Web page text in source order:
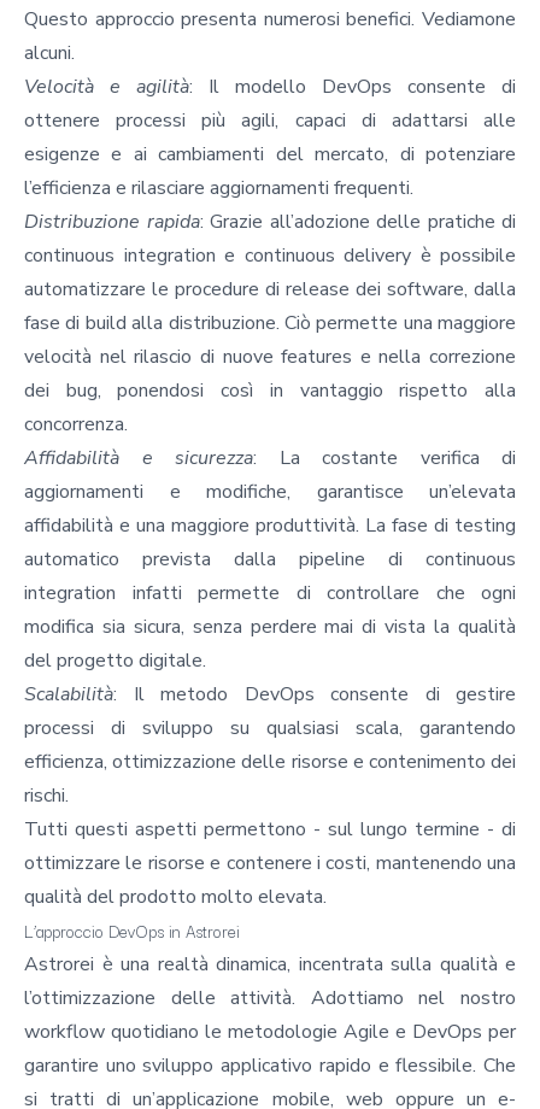
Questo approccio presenta numerosi benefici. Vediamone
alcuni.
Velocità e agilità: Il modello DevOps consente di
ottenere processi più agili, capaci di adattarsi alle
esigenze e ai cambiamenti del mercato, di potenziare
l’efficienza e rilasciare aggiornamenti frequenti.
Distribuzione rapida: Grazie all’adozione delle pratiche di
continuous integration e continuous delivery è possibile
automatizzare le procedure di release dei software, dalla
fase di build alla distribuzione. Ciò permette una maggiore
velocità nel rilascio di nuove features e nella correzione
dei bug, ponendosi così in vantaggio rispetto alla
concorrenza.
Affidabilità e sicurezza: La costante verifica di
aggiornamenti e modifiche, garantisce un’elevata
affidabilità e una maggiore produttività. La fase di testing
automatico prevista dalla pipeline di continuous
integration infatti permette di controllare che ogni
modifica sia sicura, senza perdere mai di vista la qualità
del progetto digitale.
Scalabilità: Il metodo DevOps consente di gestire
processi di sviluppo su qualsiasi scala, garantendo
efficienza, ottimizzazione delle risorse e contenimento dei
rischi.
Tutti questi aspetti permettono - sul lungo termine - di
ottimizzare le risorse e contenere i costi, mantenendo una
qualità del prodotto molto elevata.
L’approccio DevOps in Astrorei
Astrorei è una realtà dinamica, incentrata sulla qualità e
l’ottimizzazione delle attività. Adottiamo nel nostro
workflow quotidiano le metodologie Agile e DevOps per
garantire uno sviluppo applicativo rapido e flessibile. Che
si tratti di un’applicazione mobile, web oppure un e-